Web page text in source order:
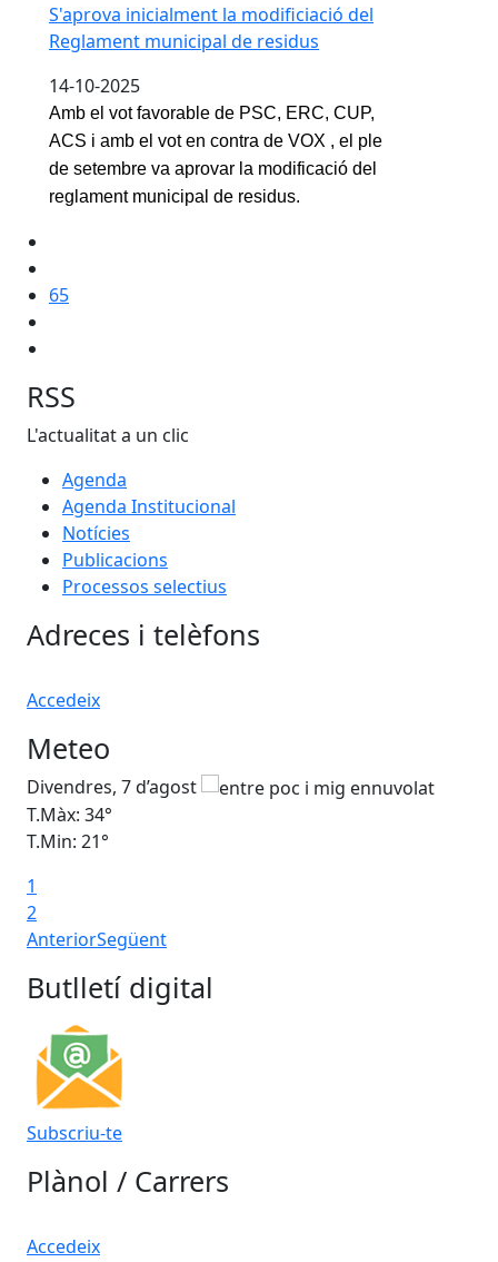
S'aprova inicialment la modificiació del
Reglament municipal de residus
14-10-2025
Amb el vot favorable de PSC, ERC, CUP,
ACS i amb el vot en contra de VOX , el ple
de setembre va aprovar la modificació del
reglament municipal de residus.
65
RSS
L'actualitat a un clic
Agenda
Agenda Institucional
Notícies
Publicacions
Processos selectius
Adreces i telèfons
Accedeix
Meteo
Divendres, 7 d’agost
T.Màx: 34°
T.Min: 21°
1
2
AnteriorSegüent
Butlletí digital
Subscriu-te
Plànol / Carrers
Accedeix